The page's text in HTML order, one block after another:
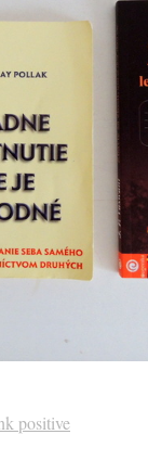
positive